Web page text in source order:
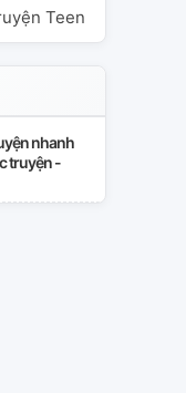
Teen
nhanh
truyện -